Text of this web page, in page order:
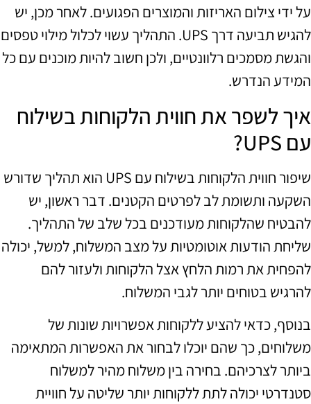
על ידי צילום האריזות והמוצרים הפגועים. לאחר מכן, יש
להגיש תביעה דרך UPS. התהליך עשוי לכלול מילוי טפסים
והגשת מסמכים רלוונטיים, ולכן חשוב להיות מוכנים עם כל
המידע הנדרש.
איך לשפר את חווית הלקוחות בשילוח
עם UPS?
שיפור חווית הלקוחות בשילוח עם UPS הוא תהליך שדורש
השקעה ותשומת לב לפרטים הקטנים. דבר ראשון, יש
להבטיח שהלקוחות מעודכנים בכל שלב של התהליך.
שליחת הודעות אוטומטיות על מצב המשלוח, למשל, יכולה
להפחית את רמות הלחץ אצל הלקוחות ולעזור להם
להרגיש בטוחים יותר לגבי המשלוח.
בנוסף, כדאי להציע ללקוחות אפשרויות שונות של
משלוחים, כך שהם יוכלו לבחור את האפשרות המתאימה
ביותר לצרכיהם. בחירה בין משלוח מהיר למשלוח
סטנדרטי יכולה לתת ללקוחות יותר שליטה על חוויית